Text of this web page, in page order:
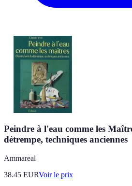
Peindre à l'eau comme les
détrempe, techniques anciennes
Ammareal
38.45 EURVoir le prix